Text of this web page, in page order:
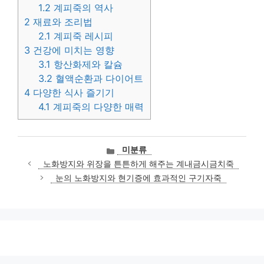
1.2 계피죽의 역사
2 재료와 조리법
2.1 계피죽 레시피
3 건강에 미치는 영향
3.1 항산화제와 칼슘
3.2 혈액순환과 다이어트
4 다양한 식사 즐기기
4.1 계피죽의 다양한 매력
카
테
고
리
미분류
노화방지와 위장을 튼튼하게 해주는 계내금시금치죽
눈의 노화방지와 현기증에 효과적인 구기자죽